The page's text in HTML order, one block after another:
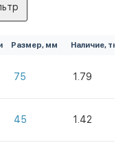
Размер, мм Наличие, тн
75 1.79
45 1.42